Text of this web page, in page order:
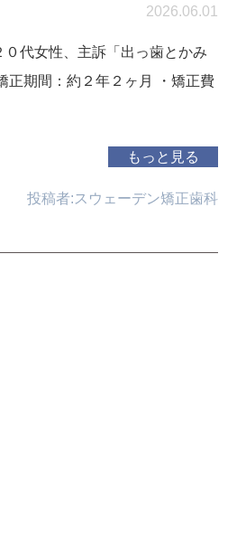
2026.06.01
代女性、主訴「出っ歯とかみ
正期間：約２年２ヶ月 ・矯正費
もっと見る
投稿者:スウェーデン矯正歯科